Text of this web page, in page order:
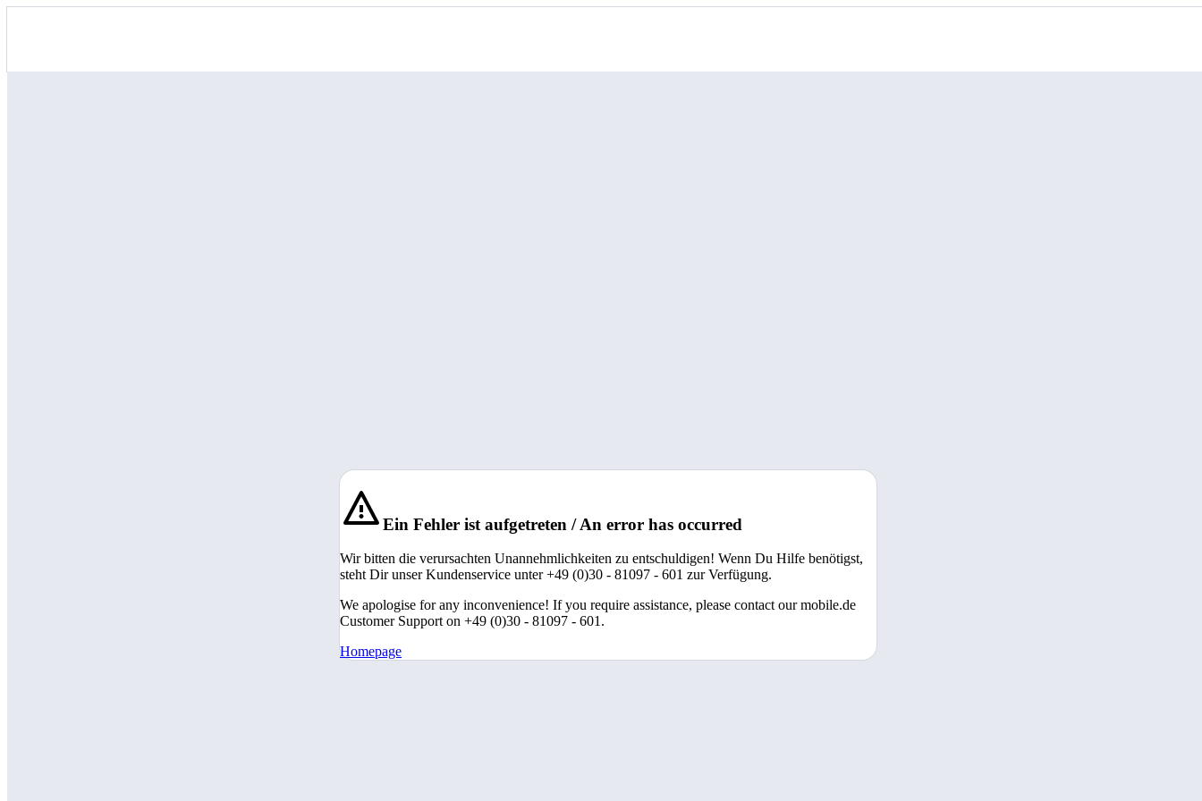
Ein Fehler ist aufgetreten / An error has occurred
Wir bitten die verursachten Unannehmlichkeiten zu entschuldigen! Wenn Du Hilfe benötigst,
steht Dir unser Kundenservice unter +49 (0)30 - 81097 - 601 zur Verfügung.
We apologise for any inconvenience! If you require assistance, please contact our mobile.de
Customer Support on +49 (0)30 - 81097 - 601.
Homepage